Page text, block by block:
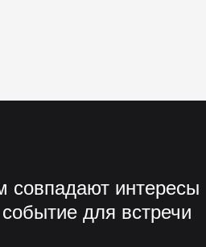
совпадают интересы
для встречи